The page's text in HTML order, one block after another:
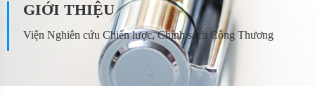
GIỚI THIỆU
Viện Nghiên cứu Chiến lược, Chính sách Công Thương